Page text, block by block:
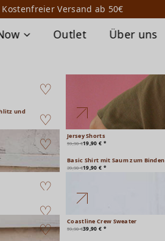
Kostenfreier Versand ab 50€
Outlet Über uns
und
Jersey Shorts
59,90 €19,90 € *
Basic Shirt mit Saum zum Binden
39,90 €19,90 € *
Coastline Crew Sweater
59,90 €39,90 € *